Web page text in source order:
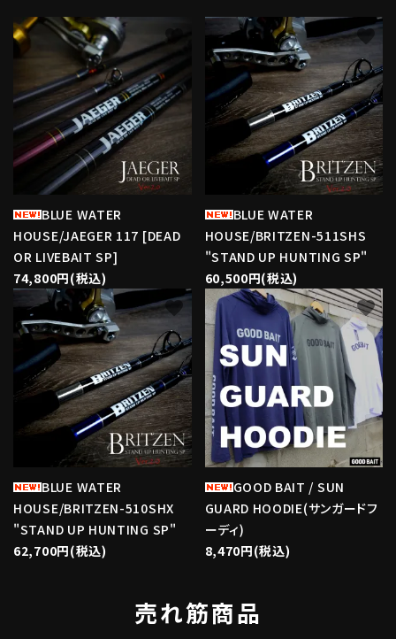
BLUE WATER
HOUSE/JAEGER 117 [DEAD
OR LIVEBAIT SP]
74,800円(税込)
favorite
BLUE WATER
HOUSE/BRITZEN-511SHS
"STAND UP HUNTING SP"
60,500円(税込)
favorite
BLUE WATER
HOUSE/BRITZEN-510SHX
"STAND UP HUNTING SP"
62,700円(税込)
favorite
GOOD BAIT / SUN
GUARD HOODIE(サンガードフ
ーディ)
8,470円(税込)
favorite
売れ筋商品